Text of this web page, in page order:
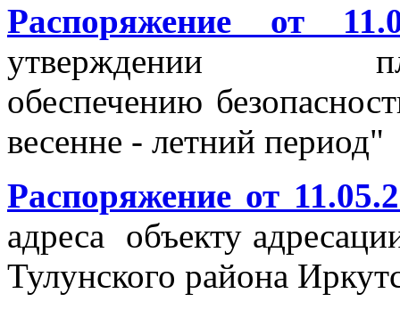
Распоряжение от
утверждении
обеспечению
весенне - летний период"
Распоряжение от
адреса объекту
Тулунского района